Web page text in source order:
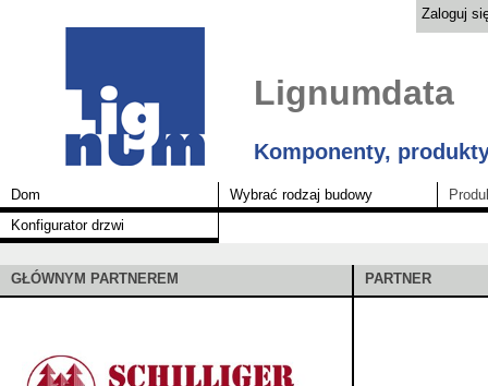
Zaloguj
Lignumdata
Komponenty,
Dom Wybrać rodzaj budowy
Konfigurator drzwi
GŁÓWNYM PARTNEREM PARTNER